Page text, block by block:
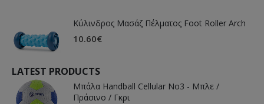
Κύλινδρος Μασάζ Πέλματος Foot Roller Arch
10.60€
LATEST PRODUCTS
Μπάλα Handball Cellular Νο3 - Μπλε /
Πράσινο / Γκρι